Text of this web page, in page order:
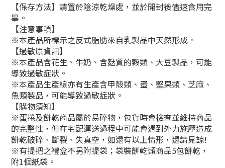
【保存方法】請置於陰涼乾燥處，並於開封後儘速食用完
畢。
【注意事項】
※本產品所標示之反式脂肪來自乳製品中天然形成。
【過敏原資訊】
※本產品含花生、牛奶、含麩質的穀類、大豆製品，可能
導致過敏症狀。
※本產品生產線亦有生產含甲殼類、蛋、堅果類、芝麻、
魚類製品，可能導致過敏症狀。
【購物須知】
※蛋捲及餅乾商品屬於易碎物，包貨時會檢查並維持商品
的完整性，但在宅配運送過程中可能會遇到外力施壓造成
餅乾破碎、斷裂、失真空，如還有以上情形，還請見諒!
※有提把之禮盒不另附提袋；袋裝餅乾類商品5包餅乾，
附1個紙袋。